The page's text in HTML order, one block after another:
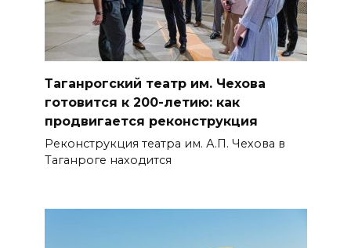
Таганрогский театр им. Чехова
готовится к 200-летию: как
продвигается реконструкция
Реконструкция театра им. А.П. Чехова в
Таганроге находится